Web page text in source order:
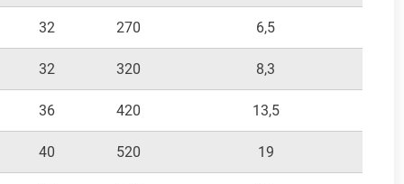
32 270 6,5
32 320 8,3
36 420 13,5
40 520 19